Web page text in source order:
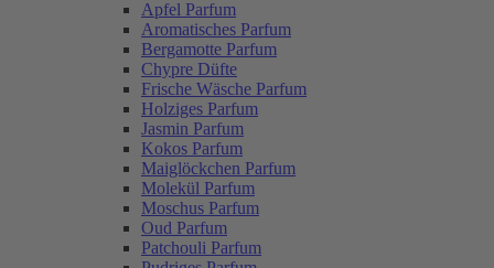
Apfel Parfum
Aromatisches Parfum
Bergamotte Parfum
Chypre Düfte
Frische Wäsche Parfum
Holziges Parfum
Jasmin Parfum
Kokos Parfum
Maiglöckchen Parfum
Molekül Parfum
Moschus Parfum
Oud Parfum
Patchouli Parfum